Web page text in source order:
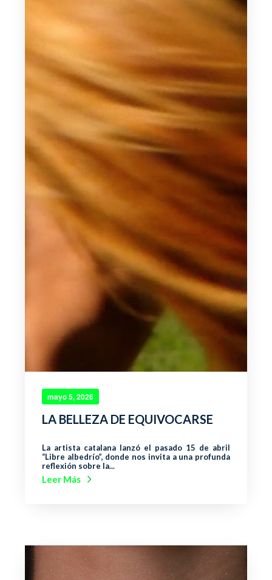
mayo 5, 2026
LA BELLEZA DE EQUIVOCARSE
La artista catalana lanzó el pasado 15 de abril
“Libre albedrío”, donde nos invita a una profunda
reflexión sobre la...
Leer Más